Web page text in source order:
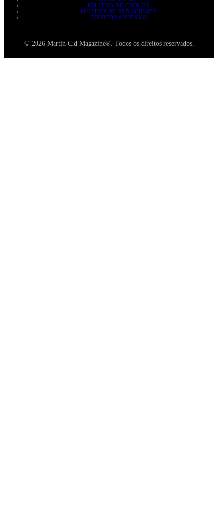
POLÍTICA DE COOKIES
POLÍTICA DE PRIVACIDADE
DIREITOS AUTORAIS
© 2026 Martin Cid Magazine®. Todos os direitos reservados.